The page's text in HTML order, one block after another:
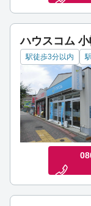
ハウスコム
駅徒歩3分以内